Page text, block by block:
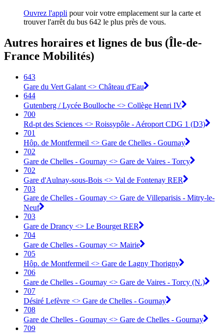
Ouvrez l'appli pour voir votre emplacement sur la carte et
trouver l'arrêt du bus 642 le plus près de vous.
Autres horaires et lignes de bus (Île-de-
France Mobilités)
643
Gare du Vert Galant <> Château d'Eau
644
Gutenberg / Lycée Boulloche <> Collège Henri IV
700
Rd-pt des Sciences <> Roissypôle - Aéroport CDG 1 (D3)
701
Hôp. de Montfermeil <> Gare de Chelles - Gournay
702
Gare de Chelles - Gournay <> Gare de Vaires - Torcy
702
Gare d'Aulnay-sous-Bois <> Val de Fontenay RER
703
Gare de Chelles - Gournay <> Gare de Villeparisis - Mitry-le-
Neuf
703
Gare de Drancy <> Le Bourget RER
704
Gare de Chelles - Gournay <> Mairie
705
Hôp. de Montfermeil <> Gare de Lagny Thorigny
706
Gare de Chelles - Gournay <> Gare de Vaires - Torcy (N.)
707
Désiré Lefèvre <> Gare de Chelles - Gournay
708
Gare de Chelles - Gournay <> Gare de Chelles - Gournay
709